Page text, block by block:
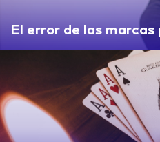
El error de las